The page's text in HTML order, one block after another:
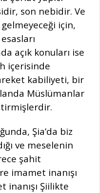
son nebidir. Ve
için,
açık konuları ise
içerisinde
kabiliyeti, bir
Müslümanlar
Şia’da biz
ve meselenin
şahit
imamet inanışı
inanışı Şiilikte